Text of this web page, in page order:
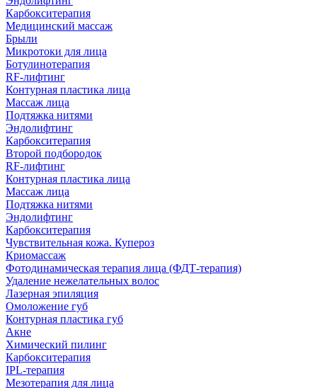
Карбокситерапия
Медицинский массаж
Брыли
Микротоки для лица
Ботулинотерапия
RF-лифтинг
Контурная пластика лица
Массаж лица
Подтяжка нитями
Эндолифтинг
Карбокситерапия
Второй подбородок
RF-лифтинг
Контурная пластика лица
Массаж лица
Подтяжка нитями
Эндолифтинг
Карбокситерапия
Чувствительная кожа. Купероз
Криомассаж
Фотодинамическая терапия лица (ФДТ-терапия)
Удаление нежелательных волос
Лазерная эпиляция
Омоложение губ
Контурная пластика губ
Акне
Химический пилинг
Карбокситерапия
IPL‑терапия
Мезотерапия для лица